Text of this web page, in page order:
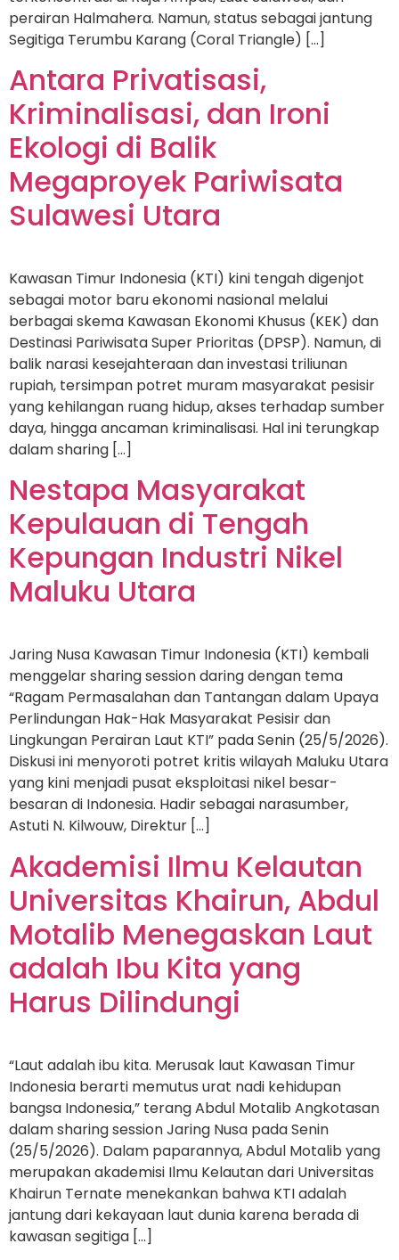
perairan Halmahera. Namun, status sebagai jantung
Segitiga Terumbu Karang (Coral Triangle) […]
Antara Privatisasi,
Kriminalisasi, dan Ironi
Ekologi di Balik
Megaproyek Pariwisata
Sulawesi Utara
Kawasan Timur Indonesia (KTI) kini tengah digenjot
sebagai motor baru ekonomi nasional melalui
berbagai skema Kawasan Ekonomi Khusus (KEK) dan
Destinasi Pariwisata Super Prioritas (DPSP). Namun, di
balik narasi kesejahteraan dan investasi triliunan
rupiah, tersimpan potret muram masyarakat pesisir
yang kehilangan ruang hidup, akses terhadap sumber
daya, hingga ancaman kriminalisasi. Hal ini terungkap
dalam sharing […]
Nestapa Masyarakat
Kepulauan di Tengah
Kepungan Industri Nikel
Maluku Utara
Jaring Nusa Kawasan Timur Indonesia (KTI) kembali
menggelar sharing session daring dengan tema
“Ragam Permasalahan dan Tantangan dalam Upaya
Perlindungan Hak-Hak Masyarakat Pesisir dan
Lingkungan Perairan Laut KTI” pada Senin (25/5/2026).
Diskusi ini menyoroti potret kritis wilayah Maluku Utara
yang kini menjadi pusat eksploitasi nikel besar-
besaran di Indonesia. Hadir sebagai narasumber,
Astuti N. Kilwouw, Direktur […]
Akademisi Ilmu Kelautan
Universitas Khairun, Abdul
Motalib Menegaskan Laut
adalah Ibu Kita yang
Harus Dilindungi
“Laut adalah ibu kita. Merusak laut Kawasan Timur
Indonesia berarti memutus urat nadi kehidupan
bangsa Indonesia,” terang Abdul Motalib Angkotasan
dalam sharing session Jaring Nusa pada Senin
(25/5/2026). Dalam paparannya, Abdul Motalib yang
merupakan akademisi Ilmu Kelautan dari Universitas
Khairun Ternate menekankan bahwa KTI adalah
jantung dari kekayaan laut dunia karena berada di
kawasan segitiga […]